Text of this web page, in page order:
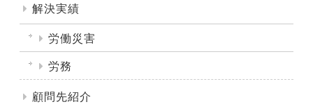
解決実績
労働災害
労務
顧問先紹介